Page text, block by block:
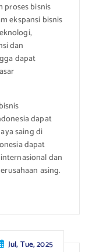
proses bisnis
ekspansi bisnis
dan
dapat
dapat
saing di
dapat
dan
asing.
Jul, Tue, 2025